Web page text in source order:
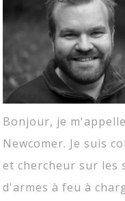
Bonjour, je
Newcomer. Je suis
et chercheur sur les
d'armes à feu à